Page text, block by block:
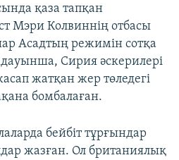
қаза тапқан
Мэри Колвиннің отбасы
Асадтың режимін сотқа
Сирия әскерилері
жатқан жер төледегі
бомбалаған.
бейбіт тұрғындар
жазған. Ол британиялық